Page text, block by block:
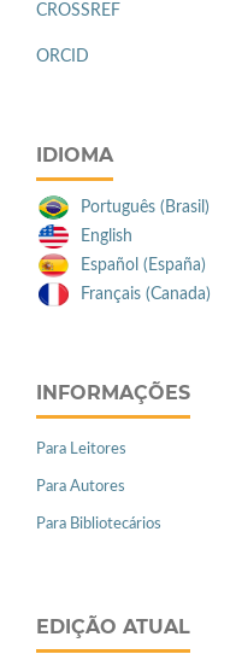
CROSSREF
ORCID
IDIOMA
Português (Brasil)
English
Español (España)
Français (Canada)
INFORMAÇÕES
Para Leitores
Para Autores
Para Bibliotecários
EDIÇÃO ATUAL